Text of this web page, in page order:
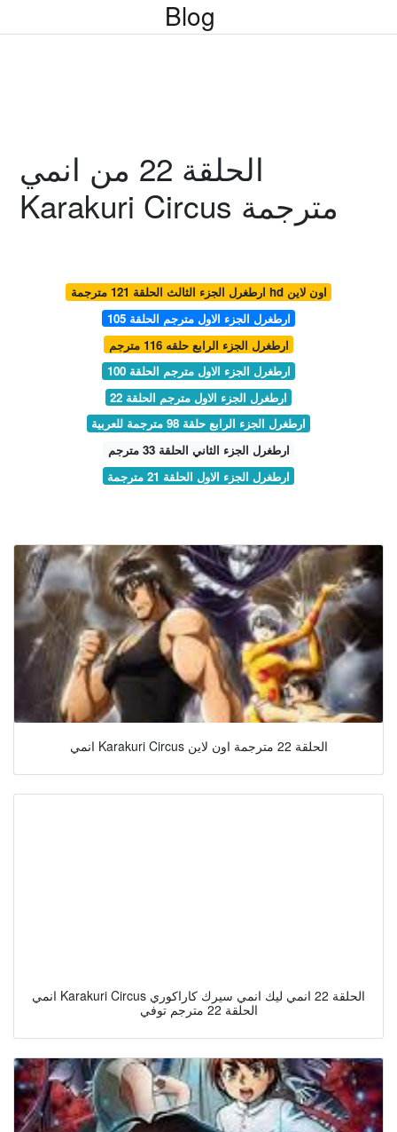
Blog
الحلقة 22 من انمي
Karakuri Circus مترجمة
ارطغرل الجزء الثالث الحلقة 121 مترجمة hd اون لاين
ارطغرل الجزء الاول مترجم الحلقة 105
ارطغرل الجزء الرابع حلقه 116 مترجم
ارطغرل الجزء الاول مترجم الحلقة 100
ارطغرل الجزء الاول مترجم الحلقة 22
ارطغرل الجزء الرابع حلقة 98 مترجمة للعربية
ارطغرل الجزء الثاني الحلقة 33 مترجم
ارطغرل الجزء الاول الحلقة 21 مترجمة
انمي Karakuri Circus الحلقة 22 مترجمة اون لاين
انمي Karakuri Circus الحلقة 22 انمي ليك انمي سيرك كاراكوري
الحلقة 22 مترجم توفي